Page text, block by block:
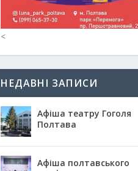
<
НЕДАВНІ ЗАПИСИ
Афіша театру Гоголя
Полтава
Афіша полтавського